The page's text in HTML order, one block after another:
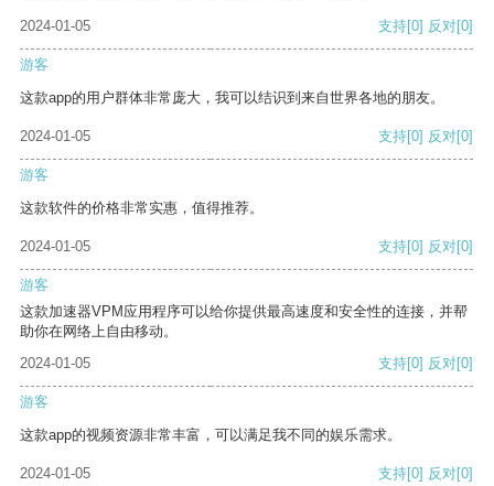
2024-01-05 支持[0] 反对[0]
游客
这款app的用户群体非常庞大，我可以结识到来自世界各地的朋友。
2024-01-05 支持[0] 反对[0]
游客
这款软件的价格非常实惠，值得推荐。
2024-01-05 支持[0] 反对[0]
游客
这款加速器VPM应用程序可以给你提供最高速度和安全性的连接，并帮
助你在网络上自由移动。
2024-01-05
支持[0] 反对[0]
游客
这款app的视频资源非常丰富，可以满足我不同的娱乐需求。
2024-01-05 支持[0] 反对[0]